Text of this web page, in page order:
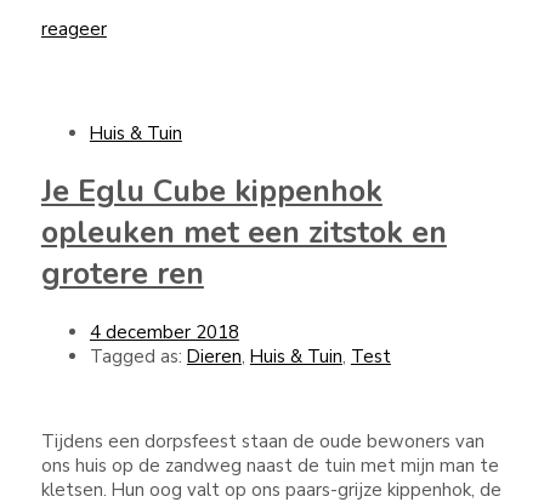
reageer
Huis & Tuin
Je Eglu Cube kippenhok
opleuken met een zitstok en
grotere ren
4 december 2018
Tagged as: Dieren, Huis & Tuin, Test
Tijdens een dorpsfeest staan de oude bewoners van
ons huis op de zandweg naast de tuin met mijn man te
kletsen. Hun oog valt op ons paars-grijze kippenhok, de